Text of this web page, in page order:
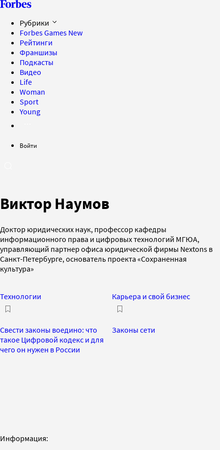
Рубрики
Forbes Games New
Рейтинги
Франшизы
Подкасты
Видео
Life
Woman
Sport
Young
Войти
Виктор Наумов
Доктор юридических наук, профессор кафедры
информационного права и цифровых технологий МГЮА,
управляющий партнер офиса юридической фирмы Nextons в
Санкт-Петербурге, основатель проекта «Сохраненная
культура»
Технологии
Свести законы воедино: что
такое Цифровой кодекс и для
чего он нужен в России
Карьера и свой бизнес
Законы сети
Информация: